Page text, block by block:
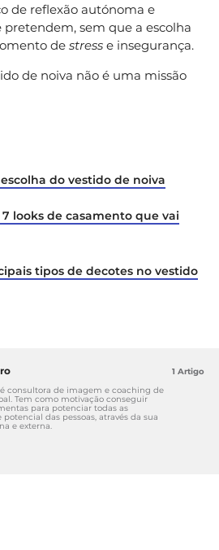
de reflexão autónoma e
sem que a escolha
de stress e insegurança.
de noiva não é uma missão
do vestido de noiva
7 looks de casamento que vai
tipos de decotes no vestido
consultora de imagem e coaching de
Tem como motivação conseguir
para potenciar todas as
das pessoas, através da sua
e externa.
1 Artigo